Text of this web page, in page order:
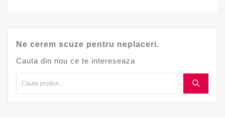
Ne cerem scuze pentru neplaceri.
Cauta din nou ce te intereseaza